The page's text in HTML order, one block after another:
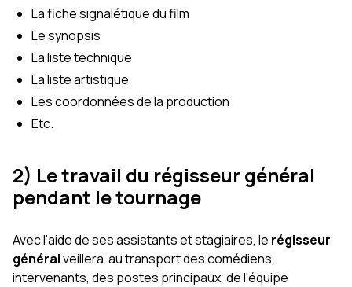
La fiche signalétique du film
Le synopsis
La liste technique
La liste artistique
Les coordonnées de la production
Etc.
2) Le travail du régisseur général
pendant le tournage
Avec l'aide de ses assistants et stagiaires, le régisseur
généralveillera au transport des comédiens,
intervenants, des postes principaux, de l'équipe